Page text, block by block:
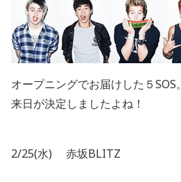
オープニングでお届けした５SOS。
来日が決定しましたよね！
2/25(水) 赤坂BLITZ